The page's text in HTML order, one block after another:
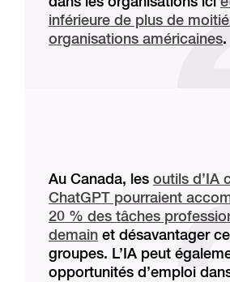
inférieure de plus de
organisations américaines.
Au Canada, les outils d’IA
ChatGPT pourraient
20 % des tâches
demain et désavantager
groupes. L’IA peut
opportunités d’emploi